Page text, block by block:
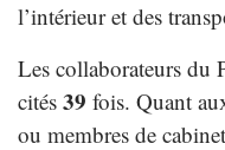
l’intérieur et des
Les collaborateurs du
cités 39 fois. Quant
ou membres de